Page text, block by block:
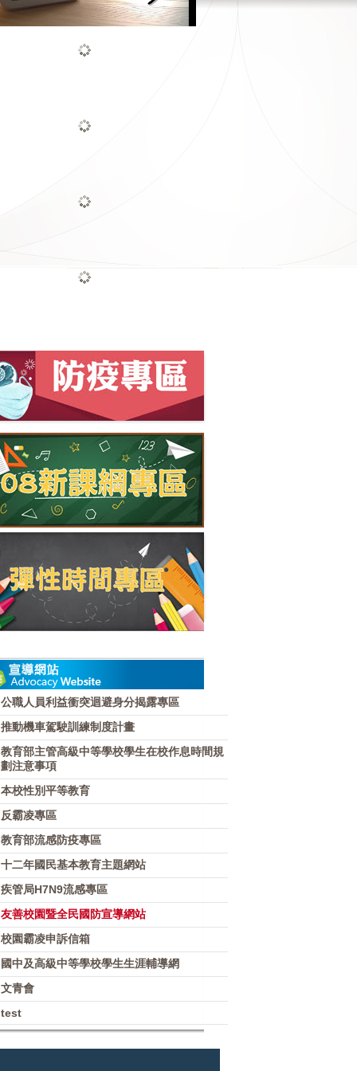
公職人員利益衝突迴避身分揭露專區
推動機車駕駛訓練制度計畫
教育部主管高級中等學校學生在校作息時間規
劃注意事項
本校性別平等教育
反霸凌專區
教育部流感防疫專區
十二年國民基本教育主題網站
疾管局H7N9流感專區
友善校園暨全民國防宣導網站
校園霸凌申訴信箱
國中及高級中等學校學生生涯輔導網
文青會
test